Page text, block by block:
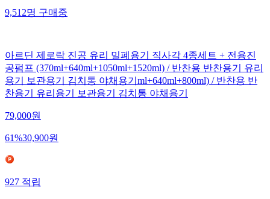
9,512명구매중
아르딘 제로락 진공 유리 밀폐용기 직사각 4종세트 + 전용진
공펌프 (370ml+640ml+1050ml+1520ml) / 반찬용 반찬용기 유리
용기 보관용기 김치통 야채용기ml+640ml+800ml) / 반찬용 반
찬용기 유리용기 보관용기 김치통 야채용기
79,000원
61%30,900원
927적립